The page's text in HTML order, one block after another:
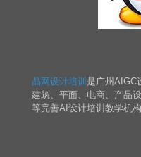
晶网设计培训 是广州AIGC
建筑、平面、电商、产品
等完善AI设计培训教学机构